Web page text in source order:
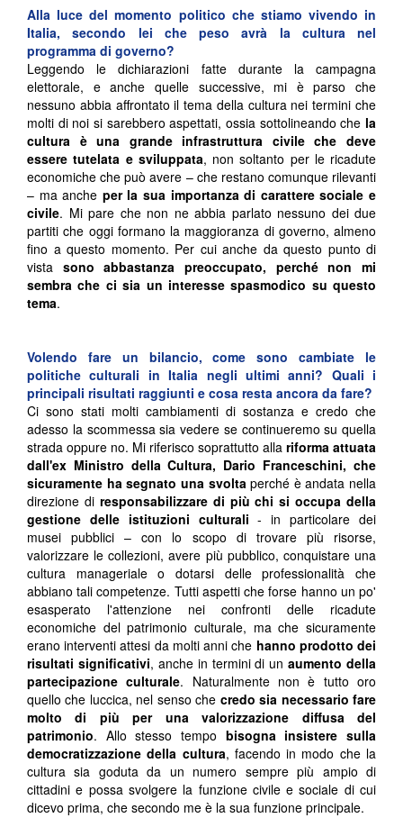
Alla luce del momento politico che stiamo vivendo in
Italia, secondo lei che peso avrà la cultura nel
programma di governo?
Leggendo le dichiarazioni fatte durante la campagna
elettorale, e anche quelle successive, mi è parso che
nessuno abbia affrontato il tema della cultura nei termini che
molti di noi si sarebbero aspettati, ossia sottolineando che la
cultura è una grande infrastruttura civile che deve
essere tutelata e sviluppata, non soltanto per le ricadute
economiche che può avere – che restano comunque rilevanti
– ma anche per la sua importanza di carattere sociale e
civile. Mi pare che non ne abbia parlato nessuno dei due
partiti che oggi formano la maggioranza di governo, almeno
fino a questo momento. Per cui anche da questo punto di
vista sono abbastanza preoccupato, perché non mi
sembra che ci sia un interesse spasmodico su questo
tema.
Volendo fare un bilancio, come sono cambiate le
politiche culturali in Italia negli ultimi anni? Quali i
principali risultati raggiunti e cosa resta ancora da fare?
Ci sono stati molti cambiamenti di sostanza e credo che
adesso la scommessa sia vedere se continueremo su quella
strada oppure no. Mi riferisco soprattutto alla riforma attuata
dall'ex Ministro della Cultura, Dario Franceschini, che
sicuramente ha segnato una svoltaperché è andata nella
direzione di responsabilizzare di più chi si occupa della
gestione delle istituzioni culturali - in particolare dei
musei pubblici – con lo scopo di trovare più risorse,
valorizzare le collezioni, avere più pubblico, conquistare una
cultura manageriale o dotarsi delle professionalità che
abbiano tali competenze. Tutti aspetti che forse hanno un po'
esasperato l'attenzione nei confronti delle ricadute
economiche del patrimonio culturale, ma che sicuramente
erano interventi attesi da molti anni che hanno prodotto dei
risultati significativi, anche in termini di unaumento della
partecipazione culturale. Naturalmente non è tutto oro
quello che luccica, nel senso che credo sia necessario fare
molto di più per una valorizzazione diffusa del
patrimonio. Allo stesso tempo bisogna insistere sulla
democratizzazione della cultura, facendo in modo che la
cultura sia goduta da un numero sempre più ampio di
cittadini e possa svolgere la funzione civile e sociale di cui
dicevo prima, che secondo me è la sua funzione principale.